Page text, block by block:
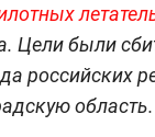
Цели были
российских
область.